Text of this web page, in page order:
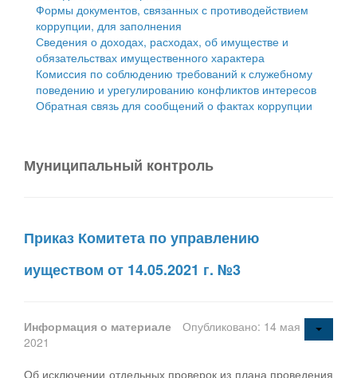
Собрание депутатов
Городское поселение
Сельские поселения
Формы документов, связанных с противодействием
коррупции, для заполнения
Сведения о доходах, расходах, об имуществе и
обязательствах имущественного характера
Комиссия по соблюдению требований к служебному
поведению и урегулированию конфликтов интересов
Обратная связь для сообщений о фактах коррупции
Муниципальный контроль
Приказ Комитета по управлению
иуществом от 14.05.2021 г. №3
Информация о материале
Опубликовано: 14 мая
2021
Об исключении отдельных проверок из плана проведения